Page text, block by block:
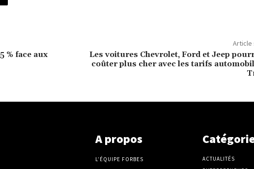
% face aux
Article
Les voitures Chevrolet, Ford et Jeep
coûter plus cher avec les tarifs
A propos
L’ÉQUIPE FORBES
ACTUALITÉS